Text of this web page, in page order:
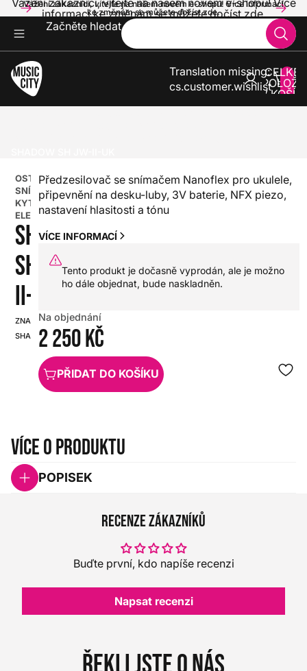
Vážení zákazníci, vítejte na našem novém e-shopu! Více informací
ke změnám se můžete dočíst zde.
Vážení zákazníci, vítejte na našem novém e-shopu! Více
informací ke změnám se můžete dočíst zde.
Začněte hledat
Translation missing:
cs.customer.wishlist
V
0
OSTATNÍ
SNÍMAČE,
KYTAROVÁ
ELEKTRONIKA
SHADOW
SH JW-
II-UK
ZNAČKA:
SHADOW
SKU:
HX0000000036186
Předzesilovač se snímačem Nanoflex pro ukulele,
připevnění na desku-luby, 3V baterie, NFX piezo,
nastavení hlasitosti a tónu
VÍCE INFORMACÍ
Tento produkt je dočasně vyprodán, ale je možno
ho dále objednat, bude naskladněn.
Na objednání
2 250 Kč
PŘIDAT DO KOŠÍKU
Více o produktu
POPISEK
Recenze zákazníků
Buďte první, kdo napíše recenzi
Napsat recenzi